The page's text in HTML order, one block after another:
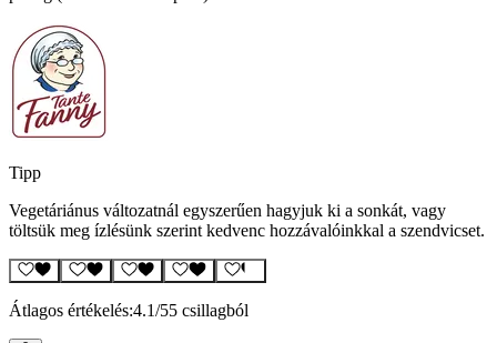
Tipp
Vegetáriánus változatnál egyszerűen hagyjuk ki a sonkát, vagy
töltsük meg ízlésünk szerint kedvenc hozzávalóinkkal a szendvicset.
Átlagos értékelés:4.1/55 csillagból